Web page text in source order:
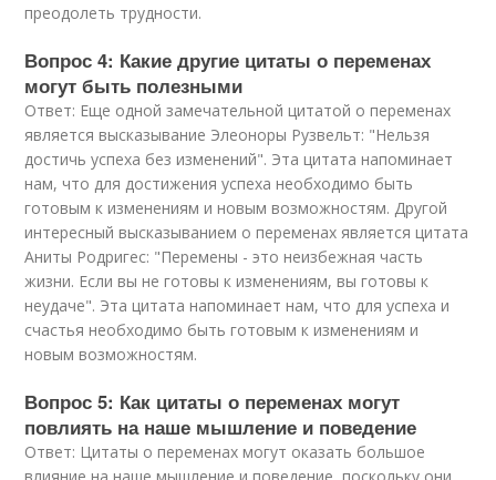
преодолеть трудности.
Вопрос 4: Какие другие цитаты о переменах
могут быть полезными
Ответ: Еще одной замечательной цитатой о переменах
является высказывание Элеоноры Рузвельт: "Нельзя
достичь успеха без изменений". Эта цитата напоминает
нам, что для достижения успеха необходимо быть
готовым к изменениям и новым возможностям. Другой
интересный высказыванием о переменах является цитата
Аниты Родригес: "Перемены - это неизбежная часть
жизни. Если вы не готовы к изменениям, вы готовы к
неудаче". Эта цитата напоминает нам, что для успеха и
счастья необходимо быть готовым к изменениям и
новым возможностям.
Вопрос 5: Как цитаты о переменах могут
повлиять на наше мышление и поведение
Ответ: Цитаты о переменах могут оказать большое